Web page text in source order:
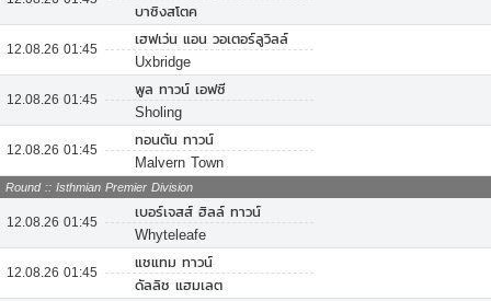
บาซิงสโตค
12.08.26 01:45
เฮฟเว่น แอน วอเตอร์ลูวิลล์
Uxbridge
12.08.26 01:45
พูล ทาวน์ เอฟซี
Sholing
12.08.26 01:45
ทอนตัน ทาวน์
Malvern Town
Round :: Isthmian Premier Division
12.08.26 01:45
เบอร์เจสส์ ฮิลล์ ทาวน์
Whyteleafe
12.08.26 01:45
แชแทม ทาวน์
ดัลลิช แฮมเลต